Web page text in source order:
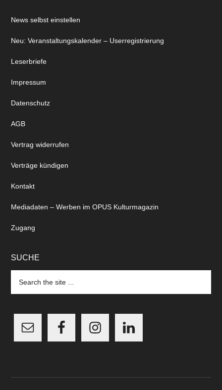
News selbst einstellen
Neu: Veranstaltungskalender – Userregistrierung
Leserbriefe
Impressum
Datenschutz
AGB
Vertrag widerrufen
Verträge kündigen
Kontakt
Mediadaten – Werben im OPUS Kulturmagazin
Zugang
SUCHE
the